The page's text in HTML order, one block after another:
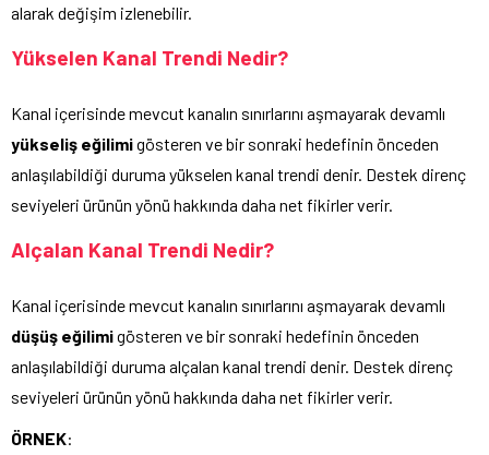
alarak değişim izlenebilir.
Yükselen Kanal Trendi Nedir?
Kanal içerisinde mevcut kanalın sınırlarını aşmayarak devamlı
yükseliş eğilimigösteren ve bir sonraki hedefinin önceden
anlaşılabildiği duruma yükselen kanal trendi denir. Destek direnç
seviyeleri ürünün yönü hakkında daha net fikirler verir.
Alçalan Kanal Trendi Nedir?
Kanal içerisinde mevcut kanalın sınırlarını aşmayarak devamlı
düşüş eğilimigösteren ve bir sonraki hedefinin önceden
anlaşılabildiği duruma alçalan kanal trendi denir. Destek direnç
seviyeleri ürünün yönü hakkında daha net fikirler verir.
ÖRNEK: